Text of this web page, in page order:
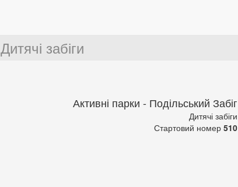
Дитячі забіги
Активні парки - Подільський Забіг
Дитячі забіги
Стартовий номер 510